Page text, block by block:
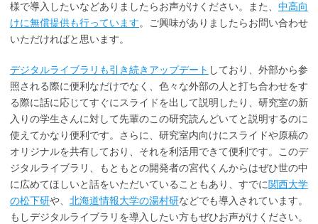
様で導入したいなどありましたらお声がけください。また、 中高向
けに無償提供も行っています。ご興味がありましたらお問い合わせ
いただければと思います。
デジタルライブラリも引き続きアップデート しており、外部から参
照される際に便利なだけでなく、色々な外部の人と打ち合わせをす
る際に話に応じてすぐにスライドを出して説明したり、研究室の新
入りの学生さんに対して先輩のこの研究読んどいてと説明するのに
使えてかなり便利です。さらに、研究室内向けにスライドや原稿の
オリジナルを共有しており、それを利活用できて便利です。このデ
ジタルライブラリ、もともとの開発者の宮代くんからはぜひ世の中
に広めてほしいと話をいただいていることもあり、すでに関西大学
の松下研や、 北海道情報大学の湯村研などでも導入されています。
もしデジタルライブラリを導入したい方もぜひお声がけください。